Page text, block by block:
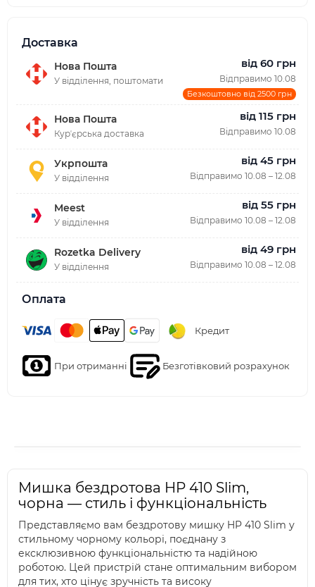
Доставка
Нова Пошта
У відділення, поштомати
від 60 грн
Відправимо 10.08
Безкоштовно від 2500 грн
Нова Пошта
Курʼєрська доставка
від 115 грн
Відправимо 10.08
Укрпошта
У відділення
від 45 грн
Відправимо 10.08 – 12.08
Meest
У відділення
від 55 грн
Відправимо 10.08 – 12.08
Rozetka Delivery
У відділення
від 49 грн
Відправимо 10.08 – 12.08
Оплата
Кредит
При отриманні Безготівковий розрахунок
Мишка бездротова HP 410 Slim,
чорна — стиль і функціональність
Представляємо вам бездротову мишку HP 410 Slim у
стильному чорному кольорі, поєднану з
ексклюзивною функціональністю та надійною
роботою. Цей пристрій стане оптимальним вибором
для тих, хто цінує зручність та високу